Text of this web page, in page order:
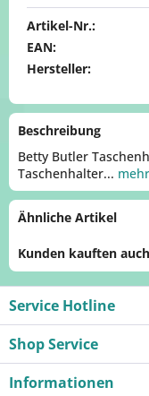
Artikel-Nr.:
EAN:
Hersteller:
Beschreibung
Betty Butler
Taschenhalter... mehr
Ähnliche Artikel
Kunden kauften auch
Service Hotline
Shop Service
Informationen